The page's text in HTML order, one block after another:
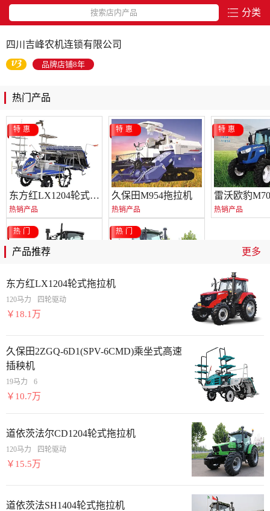
搜索店内产品 分类
四川吉峰农机连锁有限公司
品牌店铺8年
热门产品
东方红LX1204轮式拖拉机
热销产品
特惠
久保田M954拖拉机
热销产品
特惠
热销产品
特惠
热门 热门
产品推荐 更多
东方红LX1204轮式拖拉机
120马力 四轮驱动
￥18.1万
久保田2ZGQ-6D1(SPV-6CMD)乘坐式高速
插秧机
19马力 6
￥10.7万
道依茨法尔CD1204轮式拖拉机
120马力 四轮驱动
￥15.5万
道依茨法SH1404轮式拖拉机